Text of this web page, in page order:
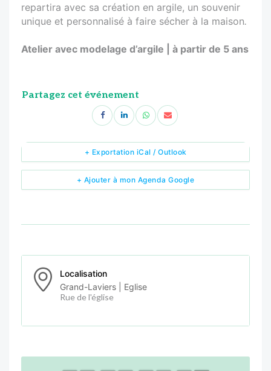
repartira avec sa création en argile, un souvenir
unique et personnalisé à faire sécher à la maison.
Atelier avec modelage d’argile | à partir de 5 ans
Partagez cet événement
+ Ajouter à mon Agenda Google
+ Exportation iCal / Outlook
Localisation
Grand-Laviers | Eglise
Rue de l'église